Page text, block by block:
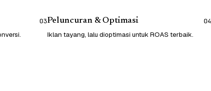
03Peluncuran & Optimasi
Iklan tayang, lalu dioptimasi untuk ROAS terbaik.
04